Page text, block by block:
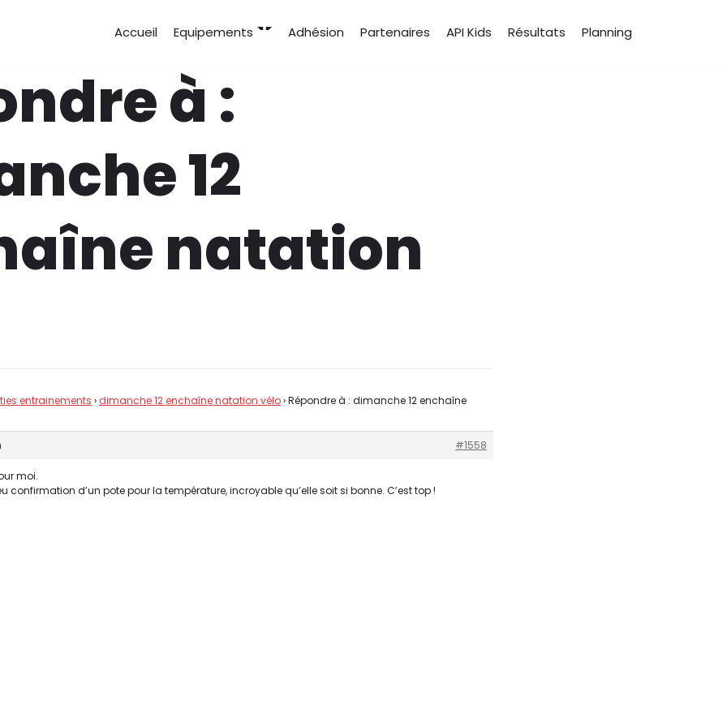
Accueil Equipements Adhésion Partenaires API Kids Résultats Planning
à :
12
natation
entrainements › dimanche 12 enchaîne natation vélo›Répondre à : dimanche 12 enchaîne
#1558
moi.
confirmation d’un pote pour la température, incroyable qu’elle soit si bonne. C’est top !